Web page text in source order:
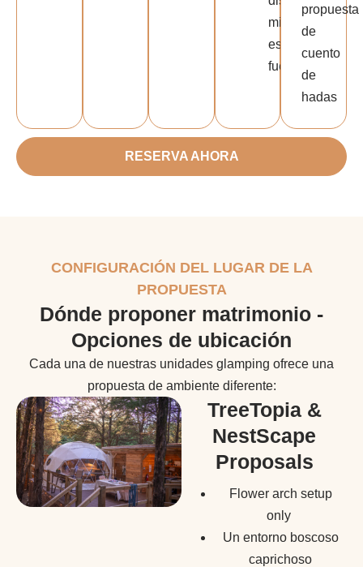
mientras
estás
fuera
propuesta
de
cuento
de
hadas
RESERVA AHORA
CONFIGURACIÓN DEL LUGAR DE LA
PROPUESTA
Dónde proponer matrimonio -
Opciones de ubicación
Cada una de nuestras unidades glamping ofrece una
propuesta de ambiente diferente:
TreeTopia &
NestScape
Proposals
Flower arch setup
only
Un entorno boscoso
caprichoso